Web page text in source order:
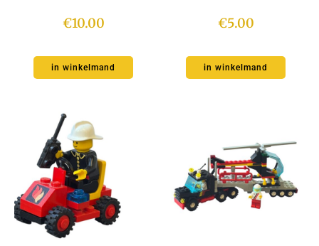
€10.00
in winkelmand
€5.00
in winkelmand